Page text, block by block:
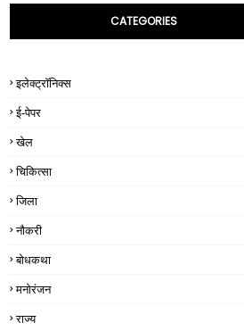
CATEGORIES
इलेक्ट्रॉनिक्स
ई-पेपर
खेल
चिकित्सा
जिला
नौकरी
बोधकथा
मनोरंजन
राज्य